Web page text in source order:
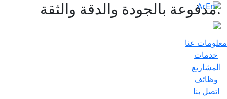
En
Ar
معلومات عنا
خدمات
المشاريع
وظائف
اتصل بنا
.مدفوعة بالجودة والدقة والثقة